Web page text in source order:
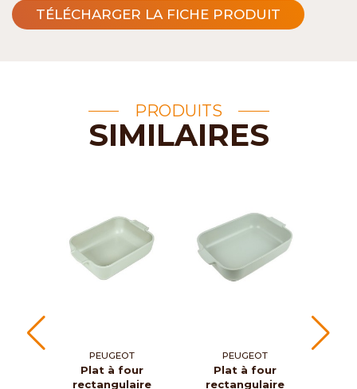
TÉLÉCHARGER LA FICHE PRODUIT
PRODUITS
SIMILAIRES
PEUGEOT
Plat à four
rectangulaire
PEUGEOT
Plat à four
rectangulaire